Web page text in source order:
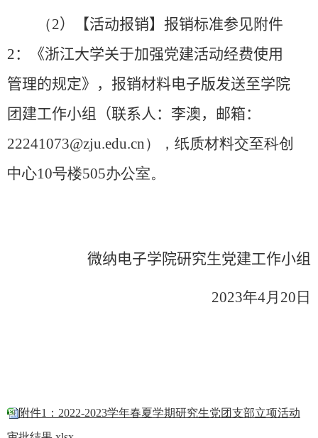
（2） 【活动报销】报销标准参见附件
2：《浙江大学关于加强党建活动经费使用
管理的规定》 ， 报销材料电子版发送至学院
团建工作小组（联系人：李澳，邮箱：
22241073@zju.edu.cn），纸质材料交至科创
中心10号楼505办公室。
微纳电子学院研究生党建工作小组
2023年4月 20 日
附件1：2022-2023学年春夏学期研究生党团支部立项活动